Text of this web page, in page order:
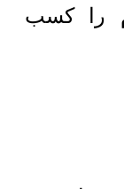
را کسب